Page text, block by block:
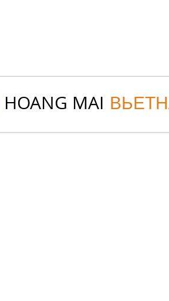
HOANG MAI